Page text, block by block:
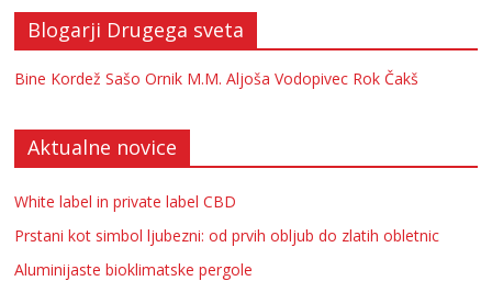
Blogarji Drugega sveta
Bine Kordež Sašo Ornik M.M. Aljoša Vodopivec Rok Čakš
Aktualne novice
White label in private label CBD
Prstani kot simbol ljubezni: od prvih obljub do zlatih obletnic
Aluminijaste bioklimatske pergole